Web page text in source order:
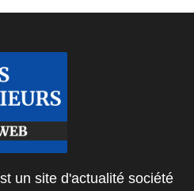
un site d'actualité société